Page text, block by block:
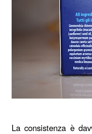
La consistenza è